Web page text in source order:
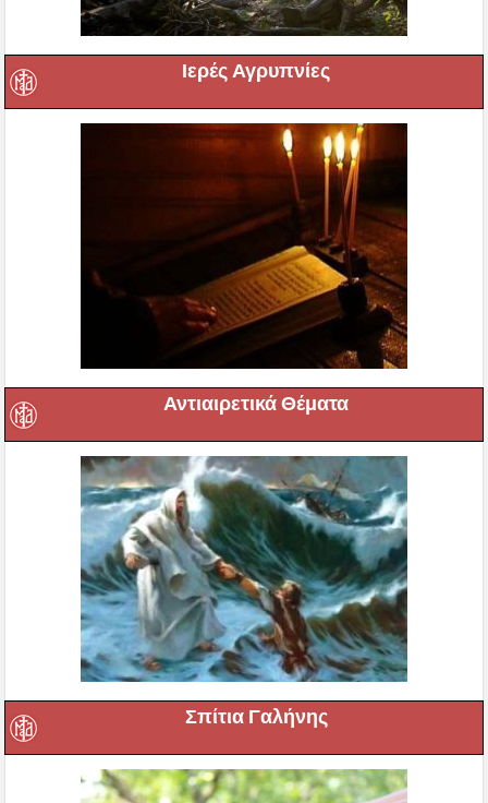
Ιερές Αγρυπνίες
Αντιαιρετικά Θέματα
Σπίτια Γαλήνης